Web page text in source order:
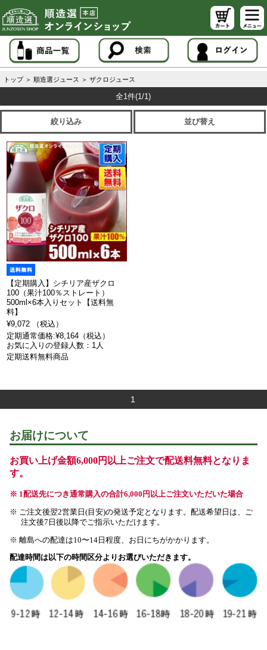
トップ ＞ 順造選ジュース ＞ ザクロジュース
全1件(1/1)
絞り込み 並び替え
【定期購入】シチリア産ザクロ
100（果汁100％ストレート）
500ml×6本入りセット【送料無
料】
¥9,072 （税込）
定期通常価格:¥8,164（税込）
お気に入りの登録人数：1人
定期送料無料商品
1